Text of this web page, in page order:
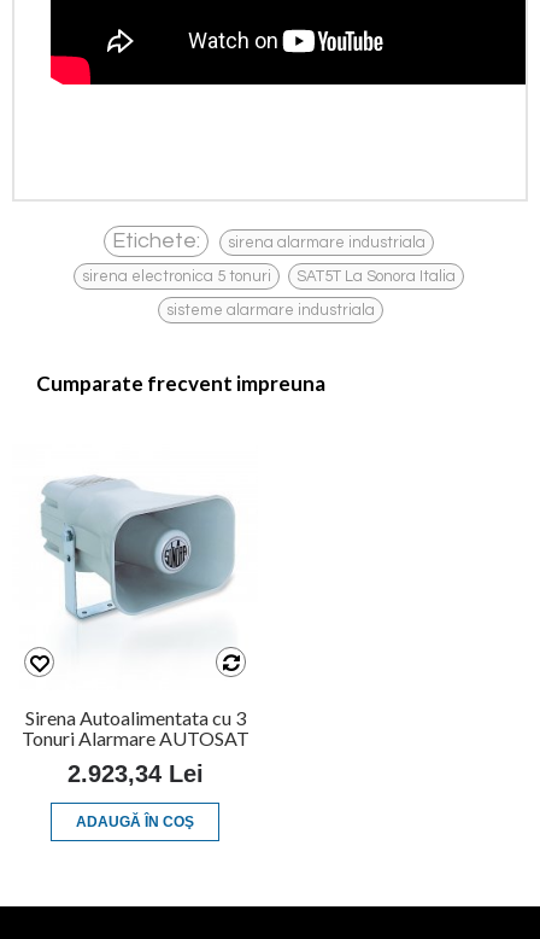
Etichete: sirena alarmare industriala ,
sirena electronica 5 tonuri , SAT5T La Sonora Italia ,
sisteme alarmare industriala
Cumparate frecvent impreuna
Sirena Autoalimentata cu 3
Tonuri Alarmare AUTOSAT
2.923,34 Lei
ADAUGĂ ÎN COŞ